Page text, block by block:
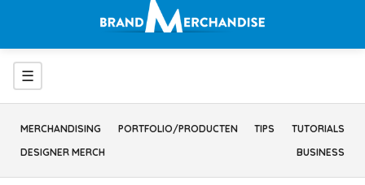
inhoud
Menu
☰
MERCHANDISING PORTFOLIO/PRODUCTEN TIPS
TUTORIALS
DESIGNER MERCH
BUSINESS